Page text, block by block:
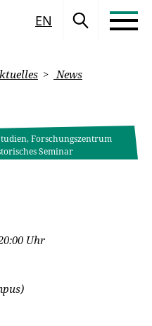
EN
News
Forschungszentrum
Seminar
Uhr